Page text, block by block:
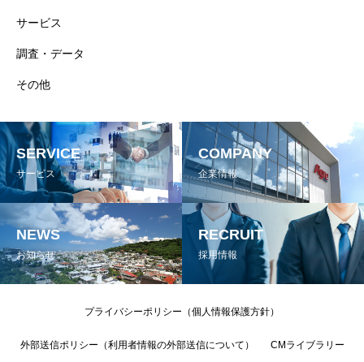
サービス
調査・データ
その他
SERVICE
サービス
COMPANY
企業情報
NEWS
お知らせ
RECRUIT
採用情報
プライバシーポリシー（個人情報保護方針）
外部送信ポリシー（利用者情報の外部送信について） CMライブラリー